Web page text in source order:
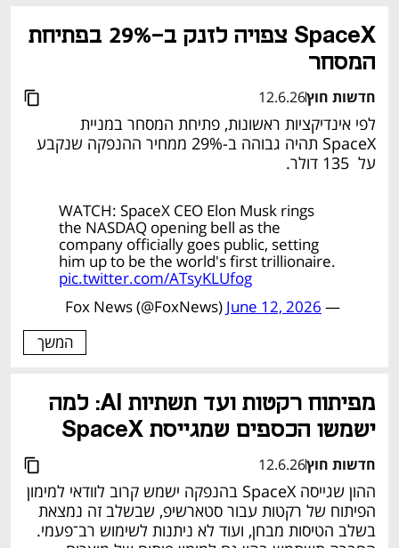
SpaceX צפויה לזנק ב-29% בפתיחת
המסחר
חדשות חוץ12.6.26
לפי אינדיקציות ראשונות, פתיחת המסחר במניית
SpaceX תהיה גבוהה ב-29% ממחיר ההנפקה שנקבע
על  135 דולר.
WATCH: SpaceX CEO Elon Musk rings
the NASDAQ opening bell as the
company officially goes public, setting
him up to be the world's first trillionaire.
pic.twitter.com/ATsyKLUfog
— Fox News (@FoxNews)
June 12, 2026
המשך
מפיתוח רקטות ועד תשתיות AI: למה
ישמשו הכספים שמגייסת SpaceX
חדשות חוץ12.6.26
ההון שגייסה SpaceX בהנפקה ישמש קרוב לוודאי למימון
הפיתוח של רקטות עבור סטארשיפ, שבשלב זה נמצאת